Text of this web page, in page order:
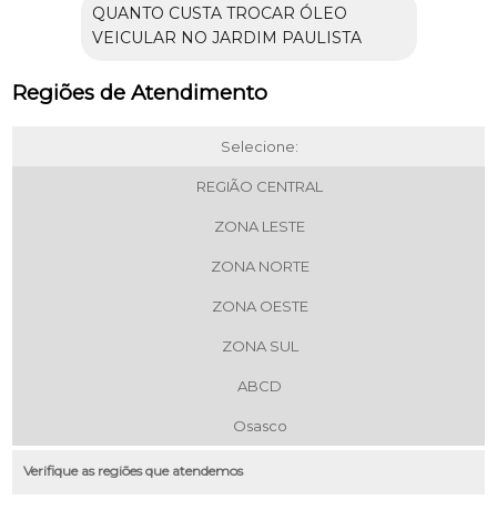
QUANTO CUSTA TROCAR ÓLEO
VEICULAR NO JARDIM PAULISTA
Regiões de Atendimento
Selecione:
REGIÃO CENTRAL
ZONA LESTE
ZONA NORTE
ZONA OESTE
ZONA SUL
ABCD
Osasco
Verifique as regiões que atendemos